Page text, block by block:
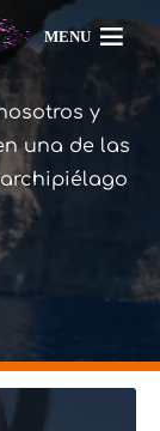
MENU
y
una de las